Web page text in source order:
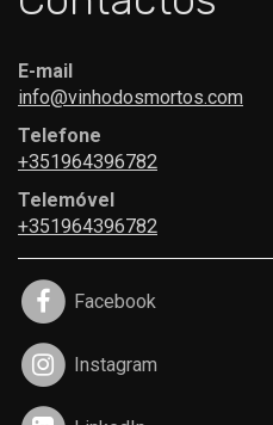
E-mail
info@vinhodosmortos.com
Telefone
+351964396782
Telemóvel
+351964396782
Facebook
Instagram